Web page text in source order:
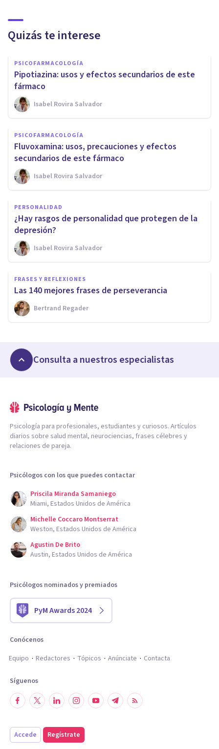
Quizás te interese
PSICOFARMACOLOGÍA
Pipotiazina: usos y efectos secundarios de este
fármaco
Isabel Rovira Salvador
PSICOFARMACOLOGÍA
Fluvoxamina: usos, precauciones y efectos
secundarios de este fármaco
Isabel Rovira Salvador
PERSONALIDAD
¿Hay rasgos de personalidad que protegen de la
depresión?
Isabel Rovira Salvador
FRASES Y REFLEXIONES
Las 140 mejores frases de perseverancia
Bertrand Regader
Consulta a nuestros especialistas
Psicología para profesionales, estudiantes y curiosos. Artículos
diarios sobre salud mental, neurociencias, frases célebres y
relaciones de pareja.
Psicólogos con los que puedes contactar
Priscila Miranda Samaniego
Miami, Estados Unidos de América
Michelle Coccaro Montserrat
Weston, Estados Unidos de América
Agustin De Brito
Austin, Estados Unidos de América
Psicólogos nominados y premiados
PyM Awards 2024
Conócenos
Equipo
Redactores Tópicos Anúnciate Contacta
Síguenos
Accede Regístrate